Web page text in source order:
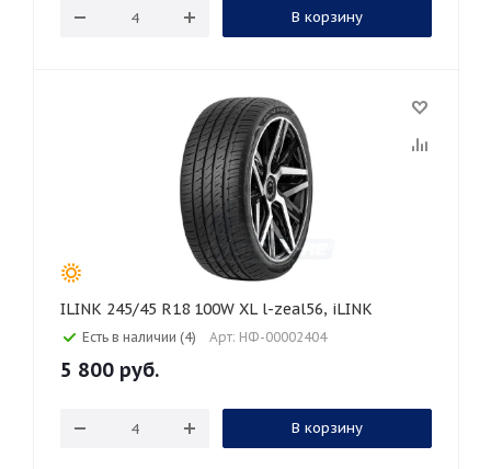
В корзину
ILINK 245/45 R18 100W XL l-zeal56, iLINK
Есть в наличии (4) Арт: НФ-00002404
5 800 руб.
В корзину